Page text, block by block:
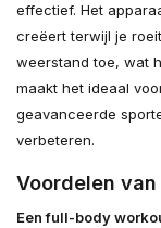
effectief. Het
creëert terwijl je
weerstand toe, wat
maakt het ideaal
geavanceerde
verbeteren.
Voordelen
Een full-body